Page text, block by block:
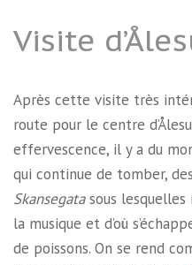
Visite
Après cette visite très
route pour le centre
effervescence, il y a du
qui continue de tomber,
Skansegatasous lesquelles
la musique et d’où
de poissons. On se rend